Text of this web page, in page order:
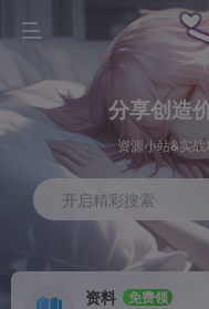
分享创造
资源小站&实战
开启精彩搜索
资料
免费领